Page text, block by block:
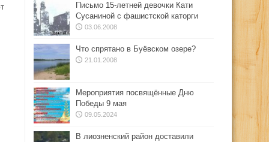
Письмо 15-летней девочки Кати
Сусаниной с фашистской каторги
03.06.2008
Что спрятано в Буёвском озере?
21.01.2008
Мероприятия посвящённые Дню
Победы 9 мая
09.05.2024
В лиозненский район доставили